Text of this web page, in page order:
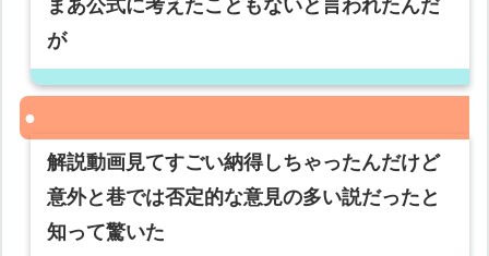
まあ公式に考えたこともないと言われたんだ
が
解説動画見てすごい納得しちゃったんだけど
意外と巷では否定的な意見の多い説だったと
知って驚いた